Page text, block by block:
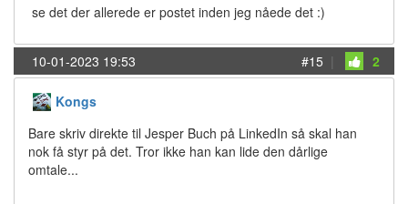
se det der allerede er postet inden jeg nåede det :)
10-01-2023 19:53 #15 | 2
Kongs
Bare skriv direkte til Jesper Buch på LinkedIn så skal han
nok få styr på det. Tror ikke han kan lide den dårlige
omtale...